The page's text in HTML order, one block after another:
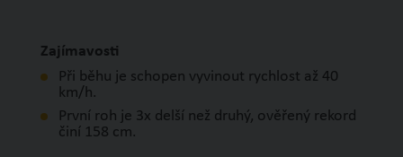
Zajímavosti
Při běhu je schopen vyvinout rychlost až 40
km/h.
První roh je 3x delší než druhý, ověřený rekord
činí 158 cm.